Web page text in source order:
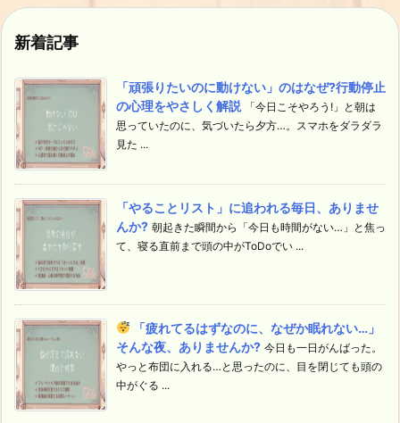
新着記事
「頑張りたいのに動けない」のはなぜ?行動停止
の心理をやさしく解説
「今日こそやろう!」と朝は
思っていたのに、気づいたら夕方…。スマホをダラダラ
見た ...
「やることリスト」に追われる毎日、ありませ
んか? 朝起きた瞬間から「今日も時間がない…」と焦っ
て、寝る直前まで頭の中がToDoでい ...
「疲れてるはずなのに、なぜか眠れない…」
そんな夜、ありませんか? 今日も一日がんばった。
やっと布団に入れる…と思ったのに、目を閉じても頭の
中がぐる ...